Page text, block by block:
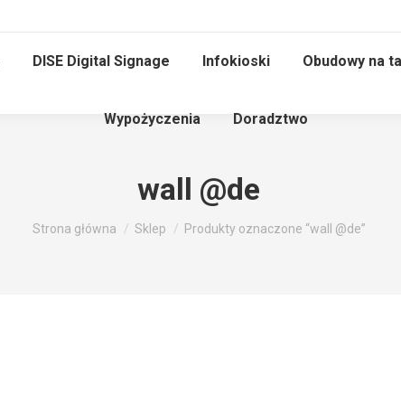
DISE Digital Signage Infokioski Obudowy na
Wypożyczenia Doradztwo
wall @de
Jesteś tutaj:
Strona główna Sklep Produkty oznaczone “wall @de”